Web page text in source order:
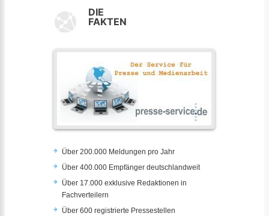
DIE
FAKTEN
Über 200.000 Meldungen pro Jahr
Über 400.000 Empfänger deutschlandweit
Über 17.000 exklusive Redaktionen in
Fachverteilern
Über 600 registrierte Pressestellen